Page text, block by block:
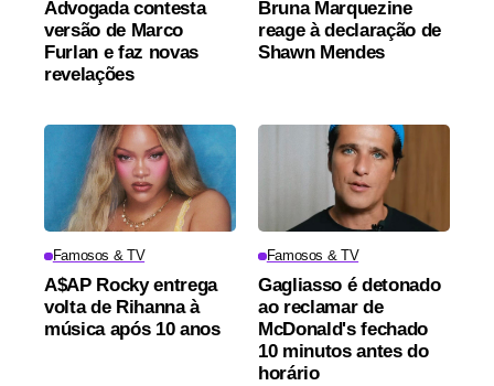
Advogada contesta
versão de Marco
Furlan e faz novas
revelações
Bruna Marquezine
reage à declaração de
Shawn Mendes
Famosos & TV
A$AP Rocky entrega
volta de Rihanna à
música após 10 anos
Famosos & TV
Gagliasso é detonado
ao reclamar de
McDonald's fechado
10 minutos antes do
horário